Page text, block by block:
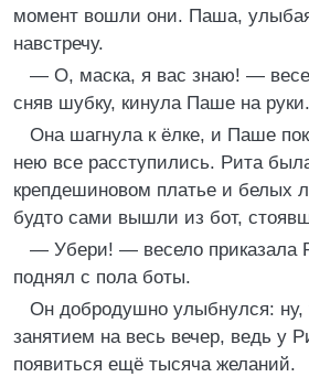
момент вошли они. Паша,
навстречу.
— О, маска, я вас знаю! —
сняв шубку, кинула Паше на руки.
Она шагнула к ёлке, и Паше
нею все расступились. Рита
крепдешиновом платье и белых
будто сами вышли из бот,
— Убери! — весело приказала
поднял с пола боты.
Он добродушно улыбнулся: ну,
занятием на весь вечер, ведь у
появиться ещё тысяча желаний.